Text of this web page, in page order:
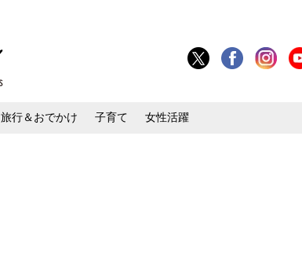
旅行＆おでかけ 子育て 女性活躍